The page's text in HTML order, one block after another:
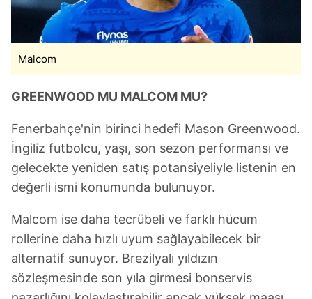
Malcom
GREENWOOD MU MALCOM MU?
Fenerbahçe'nin birinci hedefi Mason Greenwood.
İngiliz futbolcu, yaşı, son sezon performansı ve
gelecekte yeniden satış potansiyeliyle listenin en
değerli ismi konumunda bulunuyor.
Malcom ise daha tecrübeli ve farklı hücum
rollerine daha hızlı uyum sağlayabilecek bir
alternatif sunuyor. Brezilyalı yıldızın
sözleşmesinde son yıla girmesi bonservis